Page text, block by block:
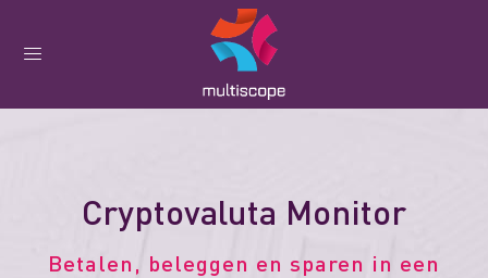
Cryptovaluta Monitor
Betalen, beleggen en sparen in een